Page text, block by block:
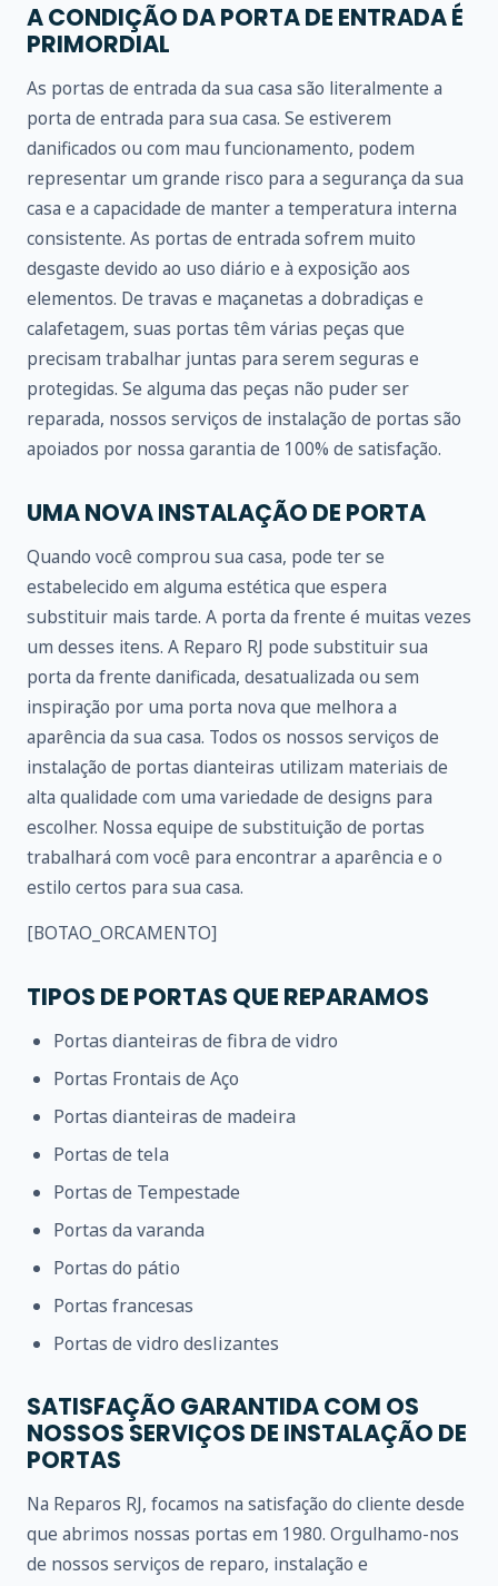
A CONDIÇÃO DA PORTA DE ENTRADA É
PRIMORDIAL
As portas de entrada da sua casa são literalmente a
porta de entrada para sua casa. Se estiverem
danificados ou com mau funcionamento, podem
representar um grande risco para a segurança da sua
casa e a capacidade de manter a temperatura interna
consistente. As portas de entrada sofrem muito
desgaste devido ao uso diário e à exposição aos
elementos. De travas e maçanetas a dobradiças e
calafetagem, suas portas têm várias peças que
precisam trabalhar juntas para serem seguras e
protegidas. Se alguma das peças não puder ser
reparada, nossos serviços de instalação de portas são
apoiados por nossa garantia de 100% de satisfação.
UMA NOVA INSTALAÇÃO DE PORTA
Quando você comprou sua casa, pode ter se
estabelecido em alguma estética que espera
substituir mais tarde. A porta da frente é muitas vezes
um desses itens. A Reparo RJ pode substituir sua
porta da frente danificada, desatualizada ou sem
inspiração por uma porta nova que melhora a
aparência da sua casa. Todos os nossos serviços de
instalação de portas dianteiras utilizam materiais de
alta qualidade com uma variedade de designs para
escolher. Nossa equipe de substituição de portas
trabalhará com você para encontrar a aparência e o
estilo certos para sua casa.
[BOTAO_ORCAMENTO]
TIPOS DE PORTAS QUE REPARAMOS
Portas dianteiras de fibra de vidro
Portas Frontais de Aço
Portas dianteiras de madeira
Portas de tela
Portas de Tempestade
Portas da varanda
Portas do pátio
Portas francesas
Portas de vidro deslizantes
SATISFAÇÃO GARANTIDA COM OS
NOSSOS SERVIÇOS DE INSTALAÇÃO DE
PORTAS
Na Reparos RJ, focamos na satisfação do cliente desde
que abrimos nossas portas em 1980. Orgulhamo-nos
de nossos serviços de reparo, instalação e